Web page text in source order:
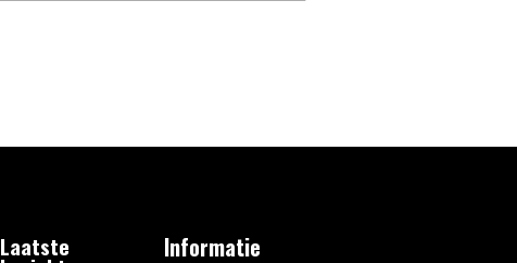
Laatste Informatie